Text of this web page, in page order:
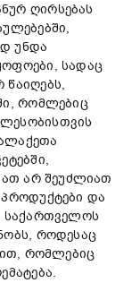
ღირსებას
უნდა
სადაც
რომლებიც
არ შეუძლიათ
და
საქართველოს
როდესაც
რომლებიც